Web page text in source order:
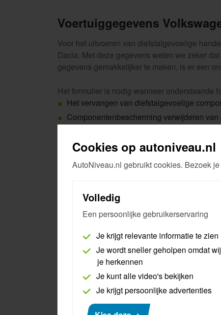
Cookies op autoniveau.nl
AutoNiveau.nl gebruikt cookies. Bezoek
Volledig
Een persoonlijke gebruikerservaring
Je krijgt relevante informatie te zien
Je wordt sneller geholpen omdat wij
je herkennen
Je kunt alle video's bekijken
Je krijgt persoonlijke advertenties
Voertuiggegevens
Voor het uitvoeren van diefstalgevoelige
Dacia. Met deze gegevens weten we zeker
gegevens gemakkelijker te maken, is er een
Het formulier is nodig wanneer onderstaande
Het vervangen van diefstalgevoelige
Componentenbescherming verwijderen
Het aanleren van sleutels bij voertuigen
Het opvragen van radiocodes
Het aanleren van sleutels bij voertuigen
Het vervangen van diefstalgevoelige
Afhankelijk van het soort eigenaar
Foto van voertuig in werkplaats met
Foto van ingeslagen VIN
Foto van kentekenkaart (voor- en achterkant)
Foto van verslag opname in bedrijfsvoorraad